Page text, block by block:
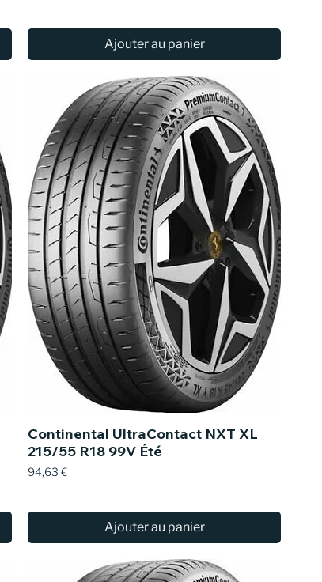
Ajouter au panier
Continental UltraContact NXT XL
215/55 R18 99V Été
Prix
94,63 €
Ajouter au panier